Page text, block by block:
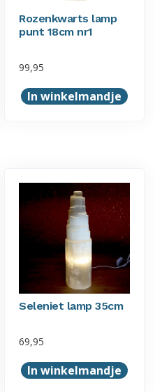
Rozenkwarts lamp
punt 18cm nr1
99,95
In winkelmandje
Seleniet lamp 35cm
69,95
In winkelmandje